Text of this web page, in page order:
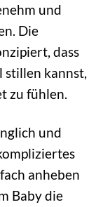
und
Die
dass
kannst,
zu fühlen.
und
anheben
Baby die